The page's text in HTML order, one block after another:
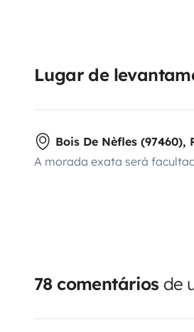
Lugar de
Bois De Nèfles (97460),
A morada exata será
78 comentários de